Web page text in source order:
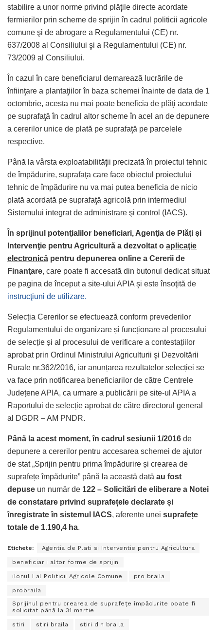
stabilire a unor norme privind plăţile directe acordate
fermierilor prin scheme de sprijin în cadrul politicii agricole
comune şi de abrogare a Regulamentului (CE) nr.
637/2008 al Consiliului şi a Regulamentului (CE) nr.
73/2009 al Consiliului.
În cazul în care beneficiarul demarează lucrările de
înfiinţare a plantaţiilor în baza schemei înainte de data de 1
octombrie, acesta nu mai poate beneficia de plăţi acordate
pe suprafaţă în cadrul altor scheme în acel an de depunere
a cererilor unice de plată pe suprafaţă pe parcelele
respective.
Până la vârsta exploatabilităţii precizată în proiectul tehnic
de împădurire, suprafaţa care face obiectul proiectului
tehnic de împădurire nu va mai putea beneficia de nicio
plată acordată pe suprafaţă agricolă prin intermediul
Sistemului integrat de administrare şi control (IACS).
În sprijinul potenţialilor beneficiari, Agenţia de Plăţi şi
Intervenţie pentru Agricultură a dezvoltat o aplicaţie
electronică pentru depunerea online a Cererii de
Finanţare, care poate fi accesată din butonul dedicat situat
pe pagina de început a site-ului APIA şi este însoţită de
instrucţiuni de utilizare.
Selecția Cererilor se efectuează conform prevederilor
Regulamentului de organizare și funcționare al procesului
de selecție și al procesului de verificare a contestațiilor
aprobat prin Ordinul Ministrului Agriculturii şi Dezvoltării
Rurale nr.362/2016, iar anunțarea rezultatelor selecției se
va face prin notificarea beneficiarilor de către Centrele
Județene APIA, ca urmare a publicării pe site-ul APIA a
Raportului de selecție aprobat de către directorul general
al DGDR – AM PNDR.
Până la acest moment, în cadrul sesiunii 1/2016 de
depunere a cererilor pentru accesarea schemei de ajutor
de stat „Sprijin pentru prima împădurire și crearea de
suprafețe împădurite” până la această dată au fost
depuse un număr de 122 – Solicitări de eliberare a Notei
de constatare privind suprafețele declarate și
înregistrate în sistemul IACS, aferente unei suprafețe
totale de 1.190,4 ha.
Etichete: Agentia de Plati si Interventie pentru Agricultura
beneficiarii altor forme de sprijin
ilonul I al Politicii Agricole Comune pro braila
probraila
Sprijinul pentru crearea de suprafeţe împădurite poate fi
solicitat până la 31 martie
stiri stiri braila stiri din braila